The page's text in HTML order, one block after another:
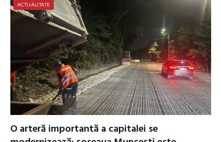
ACTUALITATE
O arteră importantă a capitalei se